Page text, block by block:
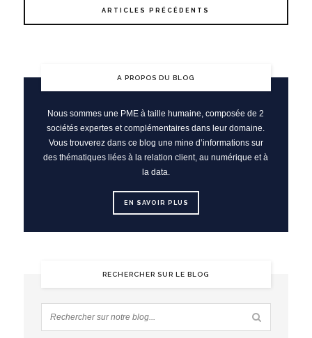
ARTICLES PRÉCÉDENTS
A PROPOS DU BLOG
Nous sommes une PME à taille humaine, composée de 2
sociétés expertes et complémentaires dans leur domaine.
Vous trouverez dans ce blog une mine d’informations sur
des thématiques liées à la relation client, au numérique et à
la data.
EN SAVOIR PLUS
RECHERCHER SUR LE BLOG